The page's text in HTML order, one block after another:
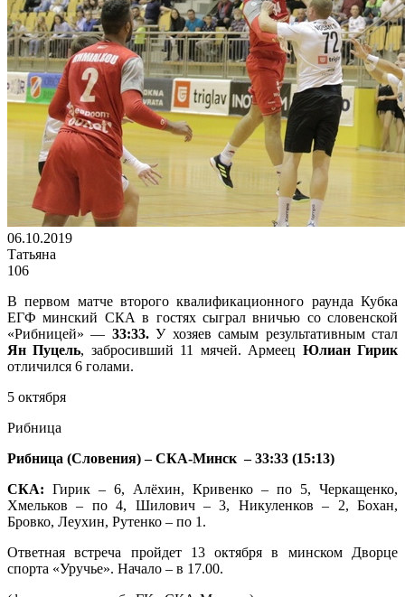
06.10.2019
Татьяна
106
В первом матче второго квалификационного раунда Кубка
ЕГФ минский СКА в гостях сыграл вничью со словенской
«Рибницей» — 33:33.У хозяев самым результативным стал
Ян Пуцель, забросивший 11 мячей. Армеец Юлиан Гирик
отличился 6 голами.
5 октября
Рибница
Рибница (Словения) – СКА-Минск – 33:33 (15:13)
СКА: Гирик – 6, Алёхин, Кривенко – по 5, Черкащенко,
Хмельков – по 4, Шилович – 3, Никуленков – 2, Бохан,
Бровко, Леухин, Рутенко – по 1.
Ответная встреча пройдет 13 октября в минском Дворце
спорта «Уручье». Начало – в 17.00.